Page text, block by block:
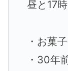
昼と17
・お菓
・30年